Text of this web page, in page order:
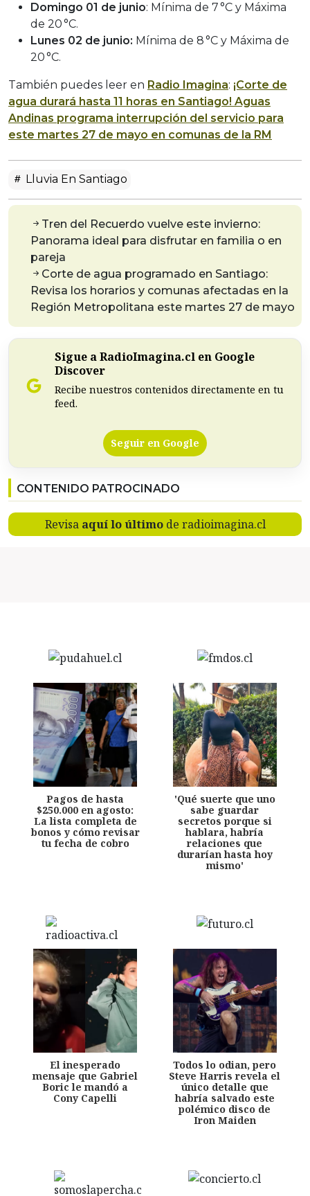
Domingo 01 de junio: Mínima de 7 °C y Máxima
de 20 °C.
Lunes 02 de junio: Mínima de 8 °C y Máxima de
20 °C.
También puedes leer en Radio Imagina: ¡Corte de
agua durará hasta 11 horas en Santiago! Aguas
Andinas programa interrupción del servicio para
este martes 27 de mayo en comunas de la RM
Lluvia En Santiago
Tren del Recuerdo vuelve este invierno:
Panorama ideal para disfrutar en familia o en
pareja
Corte de agua programado en Santiago:
Revisa los horarios y comunas afectadas en la
Región Metropolitana este martes 27 de mayo
Sigue a RadioImagina.cl en Google
Discover
Recibe nuestros contenidos directamente en tu
feed.
Seguir en Google
CONTENIDO PATROCINADO
Revisa aquí lo últimode radioimagina.cl
Pagos de hasta
$250.000 en agosto:
La lista completa de
bonos y cómo revisar
tu fecha de cobro
'Qué suerte que uno
sabe guardar
secretos porque si
hablara, habría
relaciones que
durarían hasta hoy
mismo'
El inesperado
mensaje que Gabriel
Boric le mandó a
Cony Capelli
Todos lo odian, pero
Steve Harris revela el
único detalle que
habría salvado este
polémico disco de
Iron Maiden